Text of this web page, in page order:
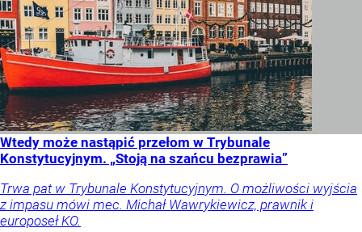
Wtedy może nastąpić przełom w Trybunale
Konstytucyjnym. „Stoją na szańcu bezprawia”
Trwa pat w Trybunale Konstytucyjnym. O możliwości wyjścia
z impasu mówi mec. Michał Wawrykiewicz, prawnik i
europoseł KO.